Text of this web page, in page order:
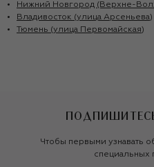
Нижний Новгород (Верхне-
Владивосток (улица Арсеньева)
Тюмень (улица Первомайская)
Чтобы первыми узнавать
специальных